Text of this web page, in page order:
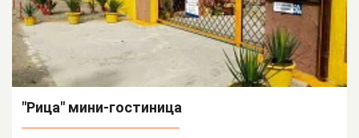
"Рица" мини-гостиница